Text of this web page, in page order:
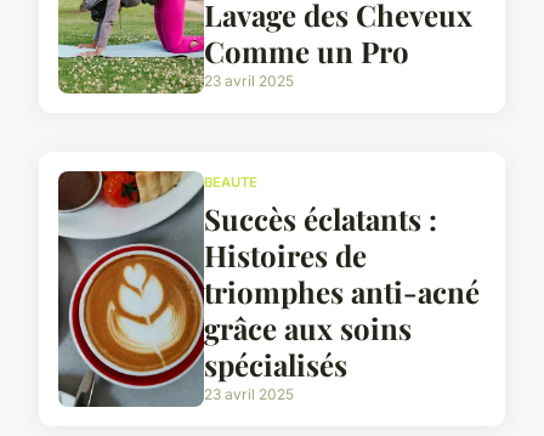
Lavage des Cheveux
Comme un Pro
23 avril 2025
BEAUTE
Succès éclatants :
Histoires de
triomphes anti-acné
grâce aux soins
spécialisés
23 avril 2025